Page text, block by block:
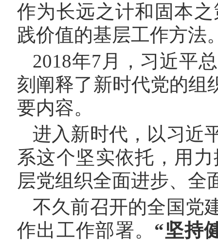
作为长远之计和固本
践价值的基层工作方法
2018年7月，习近平
刻阐释了新时代党的组
要内容。
进入新时代，以习近
系这个坚实依托，用
层党组织全面进步、全
不久前召开的全国党
作出工作部署。 “坚持